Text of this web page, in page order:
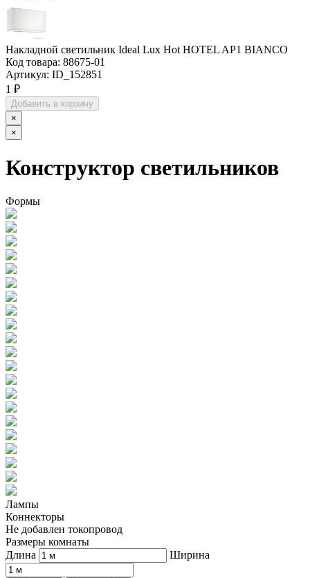
Накладной светильник Ideal Lux Hot HOTEL AP1 BIANCO
Код товара: 88675-01
Артикул: ID_152851
1 ₽
Добавить в корзину
×
×
Конструктор светильников
Формы
Лампы
Коннекторы
Не добавлен токопровод
Размеры комнаты
Длина
Ширина